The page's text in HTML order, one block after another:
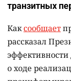
транзитных
Каксообщает
рассказал
о ходе